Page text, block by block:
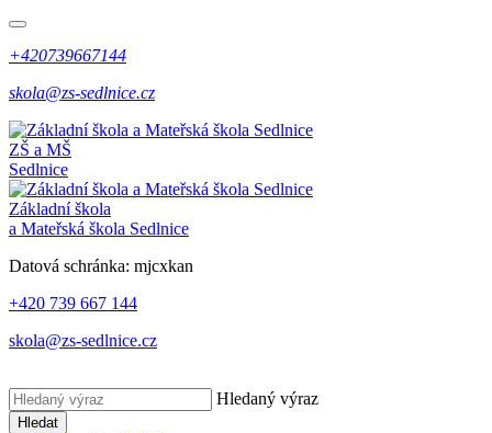
+420739667144
skola@zs-sedlnice.cz
ZŠ a MŠ
Sedlnice
Základní škola
a Mateřská škola Sedlnice
Datová schránka: mjcxkan
+420 739 667 144
skola@zs-sedlnice.cz
Hledaný výraz
Hledat